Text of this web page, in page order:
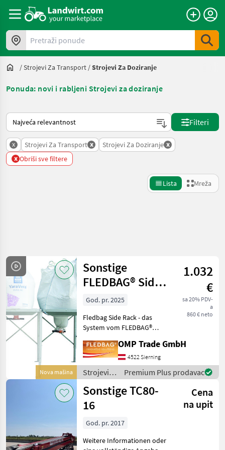
Pretraži ponude
/Strojevi Za Transport /Strojevi Za Doziranje
Ponuda: novi i rabljeni Strojevi za doziranje
Način na koji sortira Landwirt.com
Filteri
x Strojevi Za Transport x Strojevi Za Doziranje x
x Obriši sve filtere
Lista Mreža
Kategorija 3 Država
TRENUTNA
PUTANJA
Poljoprivredna
tehnika
Strojevi Za
Strojevi Za
Doziranje
Agrar
2
Resetuj
Prikaži
18
rezultata
Nova mašina
Sonstige
FLEDBAG® Side
Rack Halterung
1.032
€
sa 20% PDV-
a
860 € neto
God. pr. 2025
Fledbag Side Rack - das
System vom FLEDBAG®
- jederzeit mit dem
FLEDBAG®-Entleerer
verwendbar Sie stellen den
Big Bag auf das Fledbag Ra
OMP Trade GmbH
4522 Sierning
Strojevi
za
transport
/ Sonstige
Premium Plus prodavac
Sonstige TC80-
16
Cena
na upit
God. pr. 2017
Weitere Informationen oder